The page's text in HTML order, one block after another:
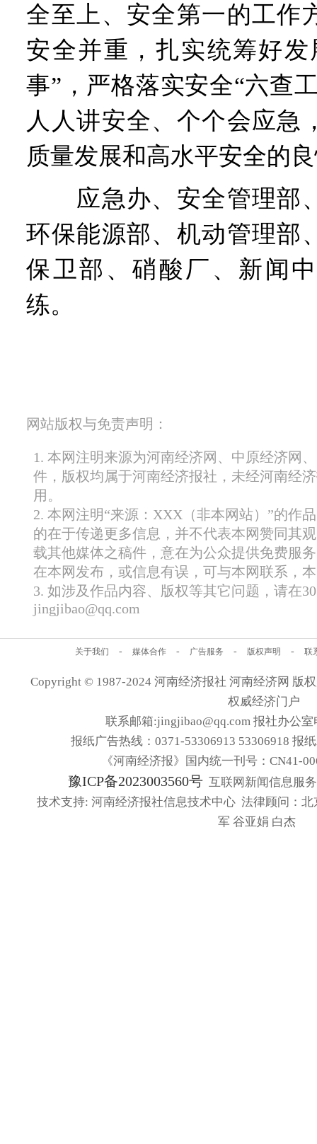
全至上、安全第一的工作
安全并重，扎实统筹好
事”，严格落实安全“六查
人人讲安全、个个会应急
质量发展和高水平安全的
应急办、安全管理部
环保能源部、机动管理部
保卫部、硝酸厂、新闻
练。
网站版权与免责声明：
1. 本网注明来源为河南经济网、中原经济网
件，版权均属于河南经济报社，未经河南经
用。
2. 本网注明“来源：XXX（非本网站）”的作
的在于传递更多信息，并不代表本网赞同其
载其他媒体之稿件，意在为公众提供免费服
在本网发布，或信息有误，可与本网联系，
3. 如涉及作品内容、版权等其它问题，请在
jingjibao@qq.com
关于我们 - 媒体合作 - 广告服务 - 版权声明 - 联
Copyright © 1987-2024 河南经济报社 河南经济网 版
权威经济门户
联系邮箱:jingjibao@qq.com 报社办公
报纸广告热线：0371-53306913 53306918 报
《河南经济报》国内统一刊号：CN41-
豫ICP备2023003560号 互联网新闻信息服
技术支持: 河南经济报社信息技术中心 法律顾问：
军 谷亚娟 白杰